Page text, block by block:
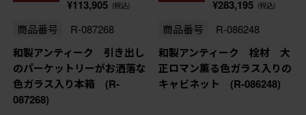
¥113,905 (税込)
商品番号 R-087268
和製アンティーク 引き出し
のパーケットリーがお洒落な
色ガラス入り本箱 (R-
087268)
¥283,195 (税込)
商品番号 R-086248
和製アンティーク 栓材 大
正ロマン薫る色ガラス入りの
キャビネット (R-086248)